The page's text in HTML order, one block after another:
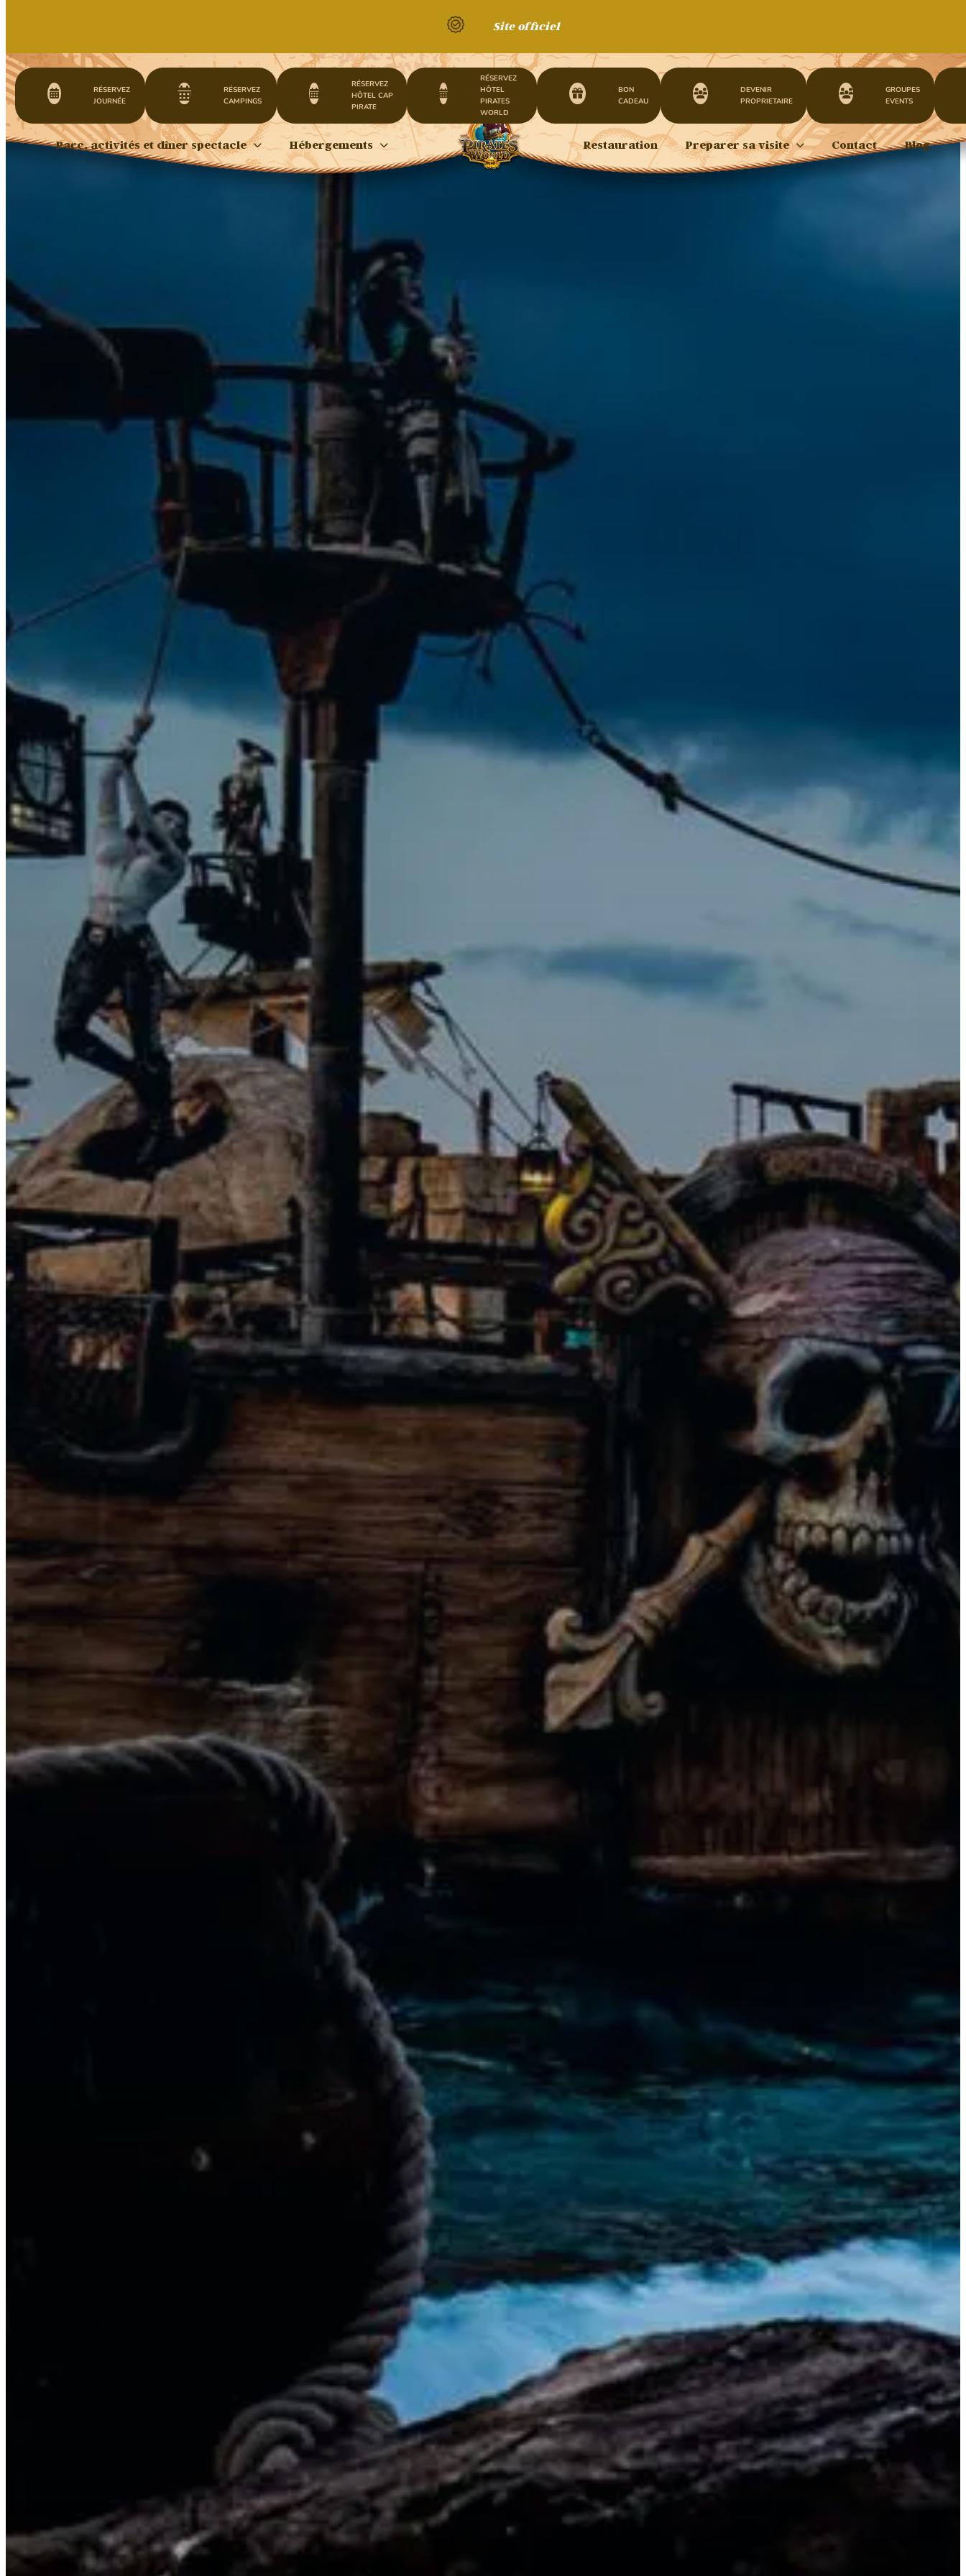
Site officiel
RÉSERVEZ
JOURNÉE
RÉSERVEZ
CAMPINGS
RÉSERVEZ
HÔTEL CAP
PIRATE
RÉSERVEZ
HÔTEL
PIRATES
WORLD
BON
CADEAU
DEVENIR
PROPRIETAIRE
GROUPES
EVENTS
Parc, activités et dîner spectacle Hébergements Restauration Preparer sa visite Contact Blog